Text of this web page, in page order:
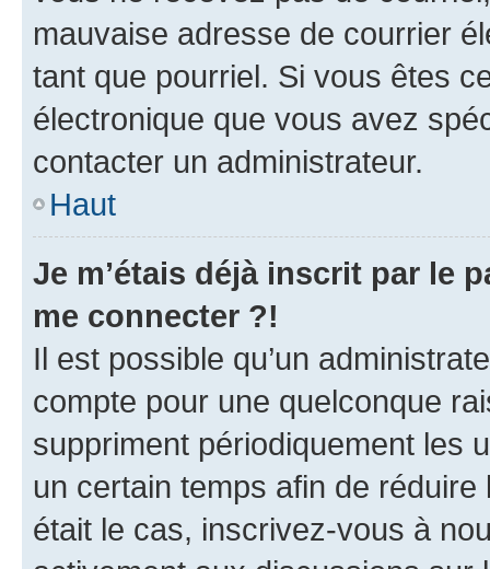
mauvaise adresse de courrier
tant que pourriel. Si vous êtes
électronique que vous avez
contacter un administrateur.
Haut
Je m’étais déjà inscrit par le
me connecter ?!
Il est possible qu’un
compte pour une quelconque
suppriment périodiquement les
un certain temps afin de
était le cas, inscrivez-vous à